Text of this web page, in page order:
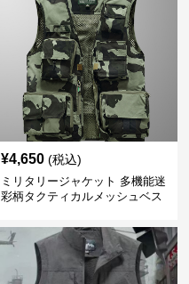
¥4,650 (税込)
ミリタリージャケット 多機能迷
彩柄タクティカルメッシュベス